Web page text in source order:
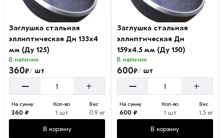
Заглушка стальная
эллиптическая Дн 133х4
мм (Ду 125)
В наличии
360₽/ шт
– +
На сумму
360 ₽
Кол-во
1 шт
Вес
0.9 кг
В корзину
Заглушка стальная
эллиптическая Дн
159х4.5 мм (Ду 150)
В наличии
600₽/шт
– +
На сумму
600 ₽
Кол-во
1 шт
Вес
1.5 кг
В корзину